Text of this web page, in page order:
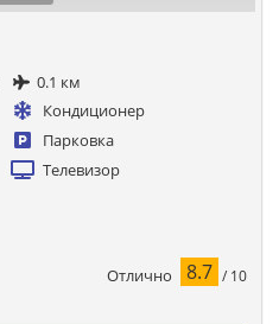
0.1 км
Кондиционер
Парковка
Телевизор
Отлично 8.7 / 10